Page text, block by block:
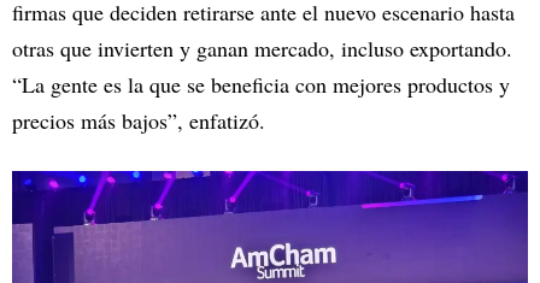
firmas que deciden retirarse ante el nuevo escenario hasta
otras que invierten y ganan mercado, incluso exportando.
“La gente es la que se beneficia con mejores productos y
precios más bajos”, enfatizó.